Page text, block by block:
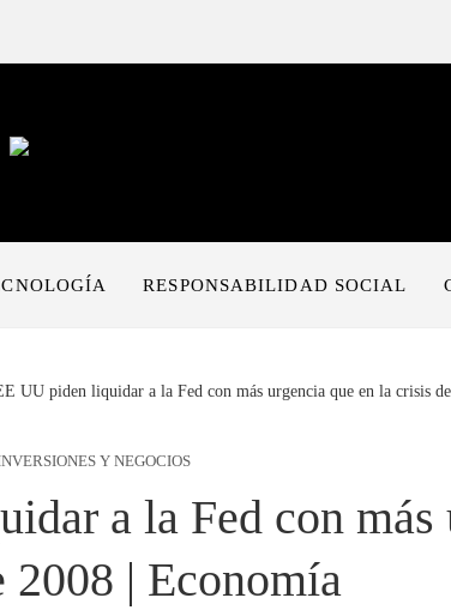
RESPONSABILIDAD SOCIAL
UU piden liquidar a la Fed con más urgencia que en la crisis
Y NEGOCIOS
a la Fed con más
2008 | Economía